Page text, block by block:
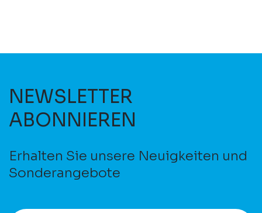
NEWSLETTER
ABONNIEREN
Erhalten Sie unsere Neuigkeiten und
Sonderangebote